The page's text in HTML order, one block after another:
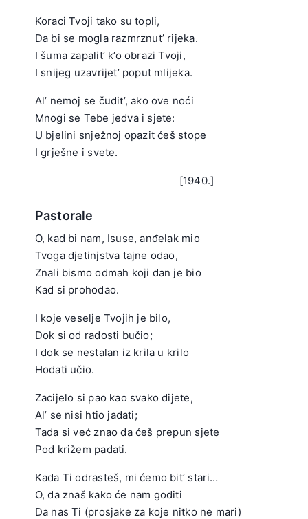
Koraci Tvoji tako su topli,
Da bi se mogla razmrznut’ rijeka.
I šuma zapalit’ k’o obrazi Tvoji,
I snijeg uzavrijet’ poput mlijeka.
Al’ nemoj se čudit’, ako ove noći
Mnogi se Tebe jedva i sjete:
U bjelini snježnoj opazit ćeš stope
I grješne i svete.
[1940.]
Pastorale
O, kad bi nam, Isuse, anđelak mio
Tvoga djetinjstva tajne odao,
Znali bismo odmah koji dan je bio
Kad si prohodao.
I koje veselje Tvojih je bilo,
Dok si od radosti bučio;
I dok se nestalan iz krila u krilo
Hodati učio.
Zacijelo si pao kao svako dijete,
Al’ se nisi htio jadati;
Tada si već znao da ćeš prepun sjete
Pod križem padati.
Kada Ti odrasteš, mi ćemo bit’ stari…
O, da znaš kako će nam goditi
Da nas Ti (prosjake za koje nitko ne mari)